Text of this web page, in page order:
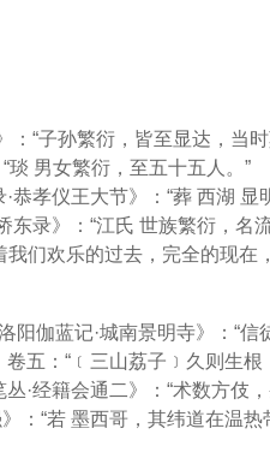
：“子孙繁衍，皆至显达，当
琰 男女繁衍，至五十五人。”
恭孝仪王大节》：“葬 西湖 显
东录》：“江氏 世族繁衍，名
我们欢乐的过去，完全的现在
阳伽蓝记·城南景明寺》：“
五：“﹝三山荔子﹞久则生
·经籍会通二》：“术数方伎
：“若 墨西哥，其纬道在温